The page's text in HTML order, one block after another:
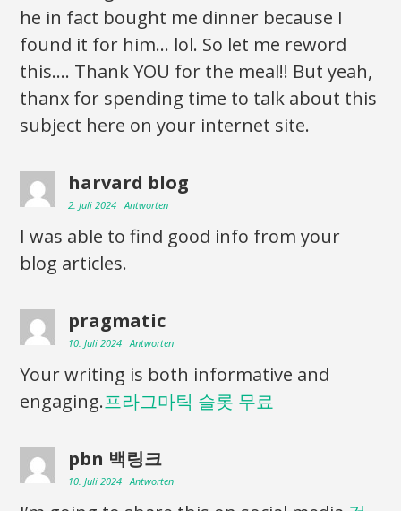
he in fact bought me dinner because I
found it for him… lol. So let me reword
this…. Thank YOU for the meal!! But yeah,
thanx for spending time to talk about this
subject here on your internet site.
harvard blog
2. Juli 2024 Antworten
I was able to find good info from your
blog articles.
pragmatic
10. Juli 2024 Antworten
Your writing is both informative and
engaging.프라그마틱 슬롯 무료
pbn 백링크
10. Juli 2024 Antworten